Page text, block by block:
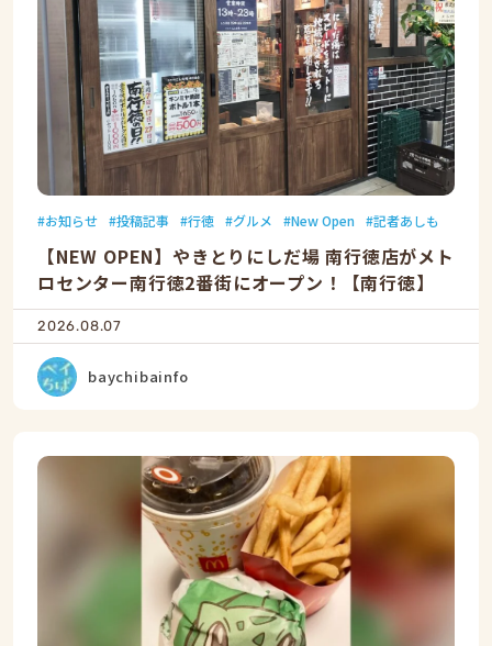
お知らせ 投稿記事 行徳 グルメ New Open 記者あしも
【NEW OPEN】やきとりにしだ場 南行徳店がメト
ロセンター南行徳2番街にオープン！【南行徳】
2026.08.07
baychibainfo